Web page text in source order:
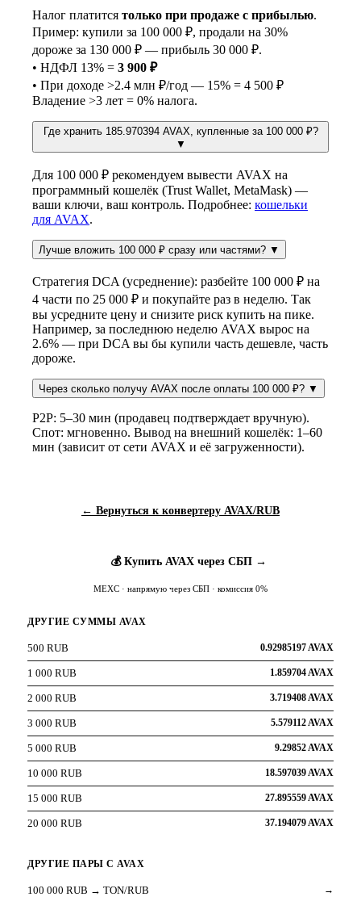
Налог платится только при продаже с прибылью.
Пример: купили за 100 000 ₽, продали на 30%
дороже за 130 000 ₽ — прибыль 30 000 ₽.
• НДФЛ 13% = 3 900 ₽
• При доходе >2.4 млн ₽/год — 15% = 4 500 ₽
Владение >3 лет = 0% налога.
Где хранить 185.970394 AVAX, купленные за 100 000 ₽?
▼
Для 100 000 ₽ рекомендуем вывести AVAX на
программный кошелёк (Trust Wallet, MetaMask) —
ваши ключи, ваш контроль. Подробнее: кошельки
для AVAX.
Лучше вложить 100 000 ₽ сразу или частями? ▼
Стратегия DCA (усреднение): разбейте 100 000 ₽ на
4 части по 25 000 ₽ и покупайте раз в неделю. Так
вы усредните цену и снизите риск купить на пике.
Например, за последнюю неделю AVAX вырос на
2.6% — при DCA вы бы купили часть дешевле, часть
дороже.
Через сколько получу AVAX после оплаты 100 000 ₽? ▼
P2P: 5–30 мин (продавец подтверждает вручную).
Спот: мгновенно. Вывод на внешний кошелёк: 1–60
мин (зависит от сети AVAX и её загруженности).
← Вернуться к конвертеру AVAX/RUB
💰 Купить AVAX через СБП →
MEXC · напрямую через СБП · комиссия 0%
ДРУГИЕ СУММЫ AVAX
500 RUB 0.92985197 AVAX
1 000 RUB 1.859704 AVAX
2 000 RUB 3.719408 AVAX
3 000 RUB 5.579112 AVAX
5 000 RUB 9.29852 AVAX
10 000 RUB 18.597039 AVAX
15 000 RUB 27.895559 AVAX
20 000 RUB 37.194079 AVAX
ДРУГИЕ ПАРЫ С AVAX
100 000 RUB → TON/RUB →